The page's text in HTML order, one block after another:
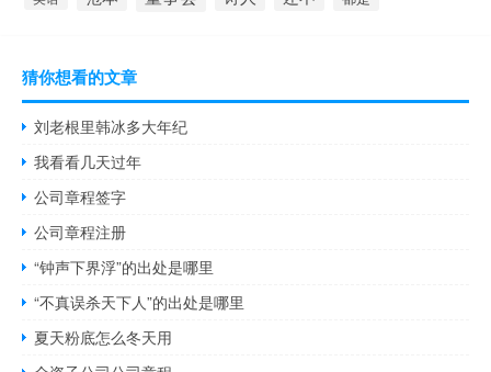
猜你想看的文章
刘老根里韩冰多大年纪
我看看几天过年
公司章程签字
公司章程注册
“钟声下界浮”的出处是哪里
“不真误杀天下人”的出处是哪里
夏天粉底怎么冬天用